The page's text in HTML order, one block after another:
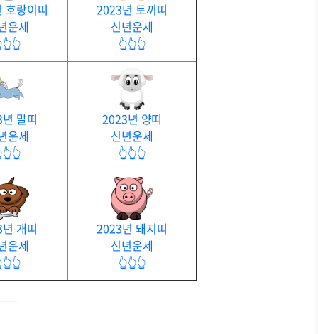
호랑이띠
운세
2023년 토끼띠
신년운세
👆👆👆
말띠
운세
2023년 양띠
신년운세
👆👆👆
개띠
운세
2023년 돼지띠
신년운세
👆👆👆